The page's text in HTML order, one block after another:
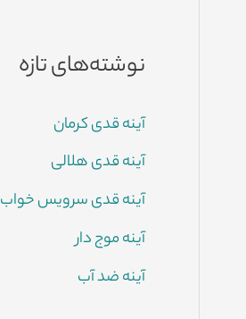
نوشته‌های تازه
آینه قدی کرمان
آینه قدی هلالی
آینه قدی سرویس خواب
آینه موج دار
آینه ضد آب